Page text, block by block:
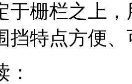
于栅栏之上
挡特点方便
：